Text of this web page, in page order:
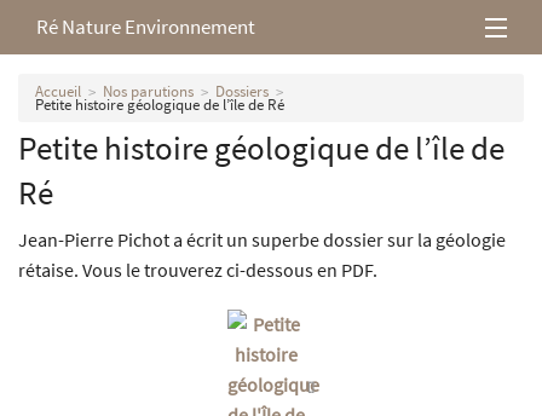
Ré Nature Environnement
L’association
Milieux rétais
Nos parutions
Accueil Nos parutions Dossiers
Petite histoire géologique de l’île de Ré
Petite histoire géologique de l’île de
Ré
Jean-Pierre Pichot a écrit un superbe dossier sur la géologie
rétaise. Vous le trouverez ci-dessous en PDF.